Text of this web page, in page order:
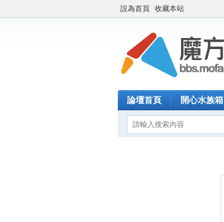
設為首頁 收藏本站
論壇首頁 開心水族箱